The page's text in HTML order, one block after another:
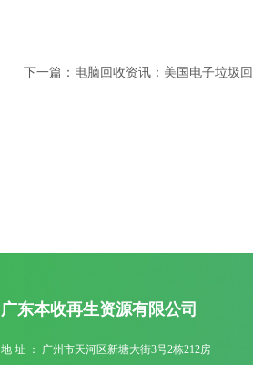
下一篇：电脑回收资讯：美国电子垃圾
广东本收再生资源有限公司
地 址 ： 广州市天河区新塘大街3号2栋212房